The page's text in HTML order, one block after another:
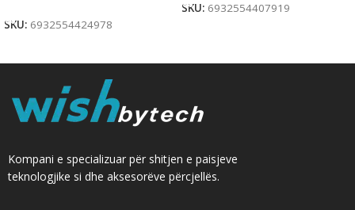
SKU: 6932554424978
SKU: 6932554407919
Kompani e specializuar për shitjen e paisjeve
teknologjike si dhe aksesorëve përcjellës.